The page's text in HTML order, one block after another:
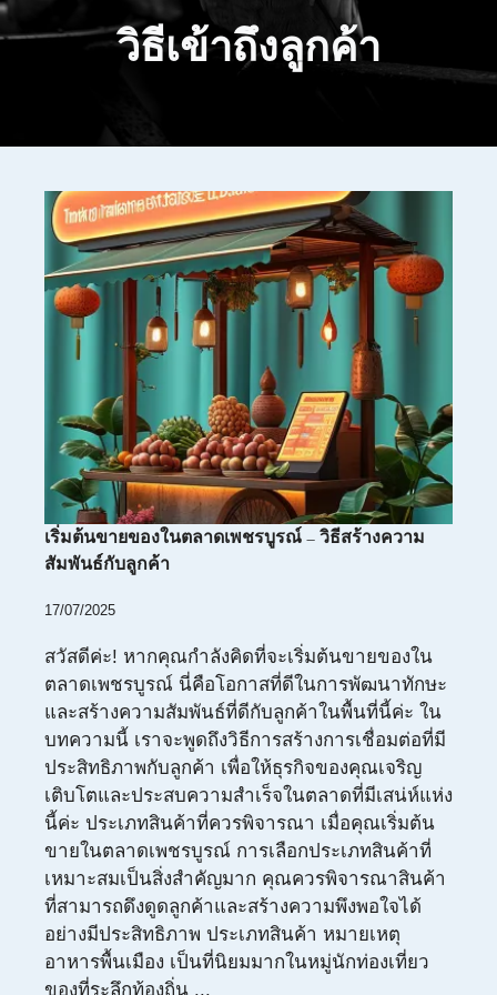
วิธีเข้าถึงลูกค้า
เริ่มต้นขายของในตลาดเพชรบูรณ์ – วิธีสร้างความ
สัมพันธ์กับลูกค้า
17/07/2025
สวัสดีค่ะ! หากคุณกำลังคิดที่จะเริ่มต้นขายของใน
ตลาดเพชรบูรณ์ นี่คือโอกาสที่ดีในการพัฒนาทักษะ
และสร้างความสัมพันธ์ที่ดีกับลูกค้าในพื้นที่นี้ค่ะ ใน
บทความนี้ เราจะพูดถึงวิธีการสร้างการเชื่อมต่อที่มี
ประสิทธิภาพกับลูกค้า เพื่อให้ธุรกิจของคุณเจริญ
เติบโตและประสบความสำเร็จในตลาดที่มีเสน่ห์แห่ง
นี้ค่ะ ประเภทสินค้าที่ควรพิจารณา เมื่อคุณเริ่มต้น
ขายในตลาดเพชรบูรณ์ การเลือกประเภทสินค้าที่
เหมาะสมเป็นสิ่งสำคัญมาก คุณควรพิจารณาสินค้า
ที่สามารถดึงดูดลูกค้าและสร้างความพึงพอใจได้
อย่างมีประสิทธิภาพ ประเภทสินค้า หมายเหตุ
อาหารพื้นเมือง เป็นที่นิยมมากในหมู่นักท่องเที่ยว
ของที่ระลึกท้องถิ่น ...